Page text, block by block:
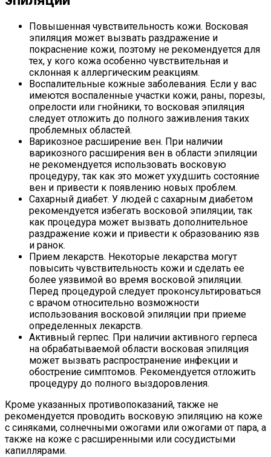
Повышенная чувствительность кожи. Восковая
эпиляция может вызвать раздражение и
покраснение кожи, поэтому не рекомендуется для
тех, у кого кожа особенно чувствительная и
склонная к аллергическим реакциям.
Воспалительные кожные заболевания. Если у вас
имеются воспаленные участки кожи, раны, порезы,
опрелости или гнойники, то восковая эпиляция
следует отложить до полного заживления таких
проблемных областей.
Варикозное расширение вен. При наличии
варикозного расширения вен в области эпиляции
не рекомендуется использовать восковую
процедуру, так как это может ухудшить состояние
вен и привести к появлению новых проблем.
Сахарный диабет. У людей с сахарным диабетом
рекомендуется избегать восковой эпиляции, так
как процедура может вызвать дополнительное
раздражение кожи и привести к образованию язв
и ранок.
Прием лекарств. Некоторые лекарства могут
повысить чувствительность кожи и сделать ее
более уязвимой во время восковой эпиляции.
Перед процедурой следует проконсультироваться
с врачом относительно возможности
использования восковой эпиляции при приеме
определенных лекарств.
Активный герпес. При наличии активного герпеса
на обрабатываемой области восковая эпиляция
может вызвать распространение инфекции и
обострение симптомов. Рекомендуется отложить
процедуру до полного выздоровления.
Кроме указанных противопоказаний, также не
рекомендуется проводить восковую эпиляцию на коже
с синяками, солнечными ожогами или ожогами от пара, а
также на коже с расширенными или сосудистыми
капиллярами.